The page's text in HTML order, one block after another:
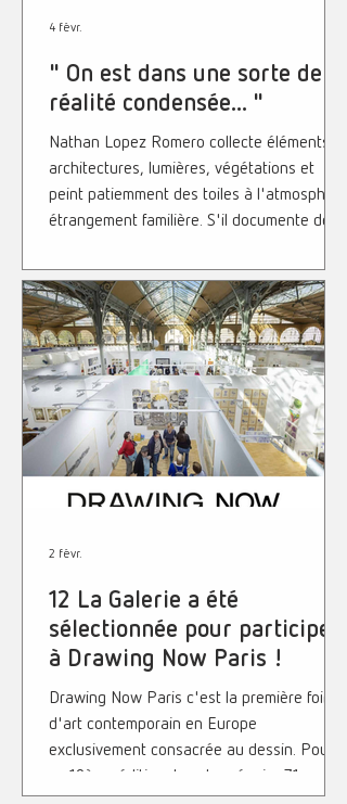
" On est dans une sorte de
réalité condensée... "
Nathan Lopez Romero collecte éléments,
architectures, lumières, végétations et
peint patiemment des toiles à l'atmosphère
étrangement familière. S'il documente de
sorte de réalité condensée, c'est pour
mieux s'en affranchir et pour n'en faire
apparaître que l'essentiel : un essentiel qui
interroge nos perceptions et nos
imaginaires, comme si chacun de ses
paysages pouvait aussi être l'un des
nôtres... Reste(s), 12 La Galerie, du 20 févri
4 févr.
12 La Galerie a été
sélectionnée pour participer
à Drawing Now Paris !
Drawing Now Paris c'est la première foire
d'art contemporain en Europe
exclusivement consacrée au dessin. Pour
sa 19ème édition, le salon réunira 71
2 févr.